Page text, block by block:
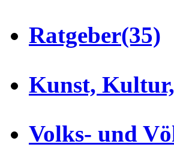
Ratgeber(35)
Kunst,
Volks- und